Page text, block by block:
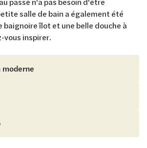
salle de bain a également été
baignoire îlot et une belle douche à
vous inspirer.
moderne